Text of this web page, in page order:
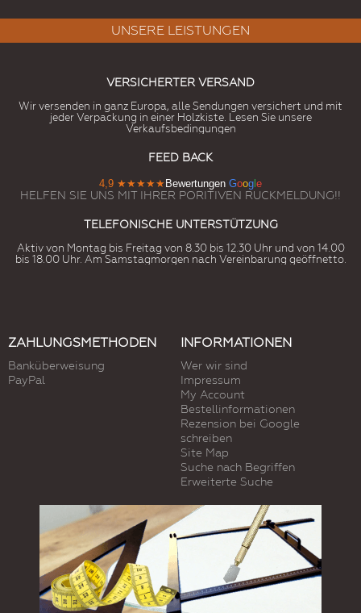
UNSERE LEISTUNGEN
VERSICHERTER VERSAND
Wir versenden in ganz Europa, alle Sendungen versichert und mit
jeder Verpackung in einer Holzkiste. Lesen Sie unsere
Verkaufsbedingungen
FEED BACK
4,9 ★★★★★ Bewertungen Goog e
HELFEN SIE UNS MIT IHRER PORITIVEN RUCKMELDUNG!!
TELEFONISCHE UNTERSTÜTZUNG
Aktiv von Montag bis Freitag von 8.30 bis 12.30 Uhr und von 14.00
bis 18.00 Uhr. Am Samstagmorgen nach Vereinbarung geöffnetto.
ZAHLUNGSMETHODEN
Banküberweisung
PayPal
INFORMATIONEN
Wer wir sind
Impressum
My Account
Bestellinformationen
Rezension bei Google
schreiben
Site Map
Suche nach Begriffen
Erweiterte Suche